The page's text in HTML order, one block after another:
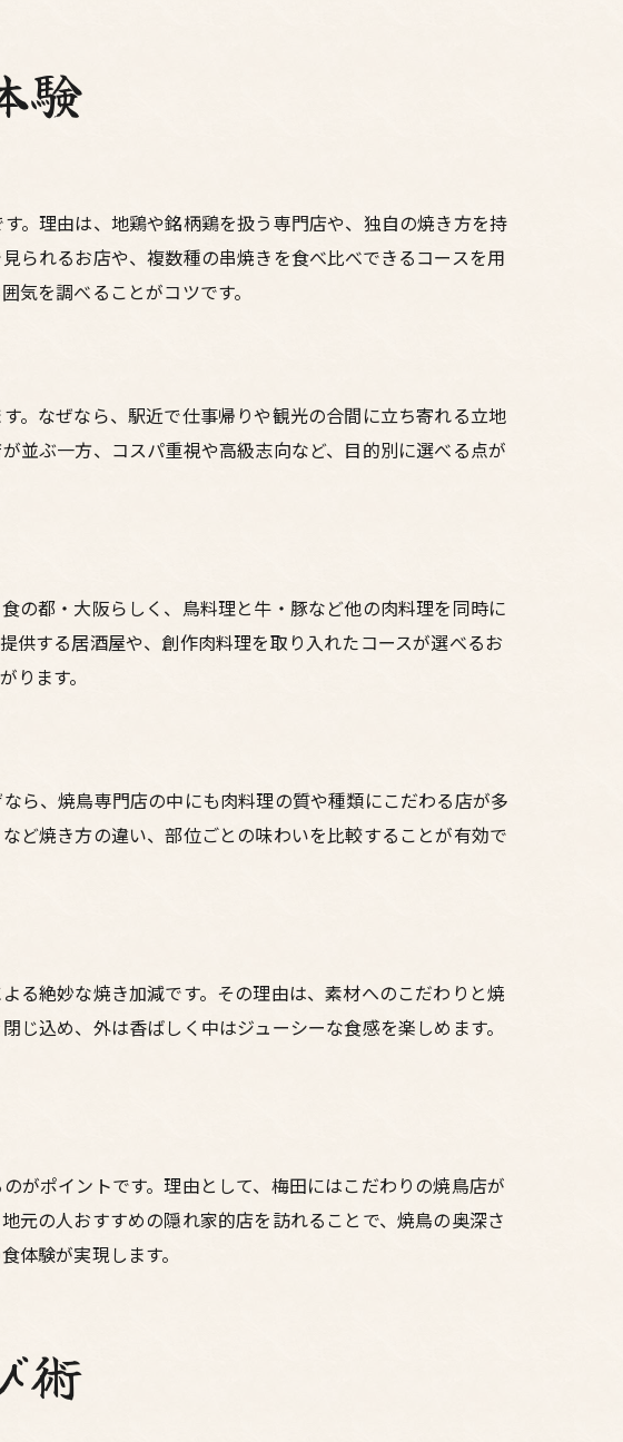
焼鳥事情
屋ポイント
方法
しむには
由を解説
ガイド
目点
イント
味わう方法
パ比較術
選択
満喫
む秘訣
とは
介
探す方法
味を体験
肉料理
験
。理由は、地鶏や銘柄鶏を扱う専門店や、独自の焼き方を持
られるお店や、複数種の串焼きを食べ比べできるコースを用
気を調べることがコツです。
。なぜなら、駅近で仕事帰りや観光の合間に立ち寄れる立地
並ぶ一方、コスパ重視や高級志向など、目的別に選べる点が
の都・大阪らしく、鳥料理と牛・豚など他の肉料理を同時に
供する居酒屋や、創作肉料理を取り入れたコースが選べるお
ます。
ら、焼鳥専門店の中にも肉料理の質や種類にこだわる店が多
ど焼き方の違い、部位ごとの味わいを比較することが有効で
る絶妙な焼き加減です。その理由は、素材へのこだわりと焼
込め、外は香ばしく中はジューシーな食感を楽しめます。
がポイントです。理由として、梅田にはこだわりの焼鳥店が
元の人おすすめの隠れ家的店を訪れることで、焼鳥の奥深さ
体験が実現します。
術